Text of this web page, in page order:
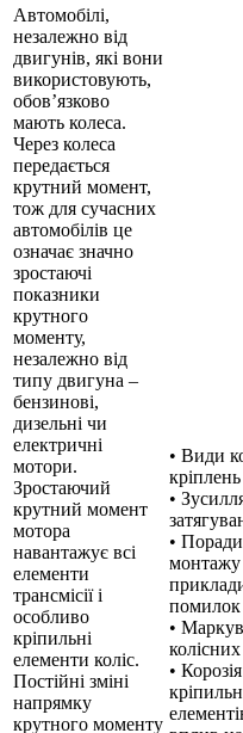
Автомобілі,
незалежно від
двигунів, які вони
використовують,
обов’язково
мають колеса.
Через колеса
передається
крутний момент,
тож для сучасних
автомобілів це
означає значно
зростаючі
показники
крутного
моменту,
незалежно від
типу двигуна –
бензинові,
дизельні чи
електричні
мотори.
Зростаючий
крутний момент
мотора
навантажує всі
елементи
трансмісії і
особливо
кріпильні
елементи коліс.
Постійні зміні
напрямку
крутного моменту
• Види
кріплень
•
•
монтажу
помилок
•
• Корозія